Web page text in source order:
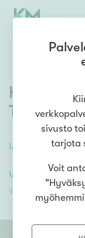
46 46m²
Tampere
443 000,00 €
Velaton hinta
sivusto
tarjota
Voit